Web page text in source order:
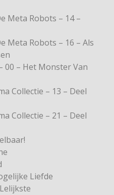
Meta Robots – 14 –
Meta Robots – 16 – Als
00 – Het Monster Van
Collectie – 13 – Deel
Collectie – 21 – Deel
Liefde